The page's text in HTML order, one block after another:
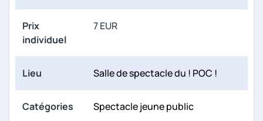
Prix
individuel
7 EUR
Lieu Salle de spectacle du ! POC !
Catégories Spectacle jeune public